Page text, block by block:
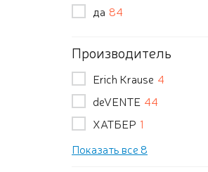
да 84
Производитель
Erich Krause 4
deVENTE 44
ХАТБЕР 1
Показать все 8